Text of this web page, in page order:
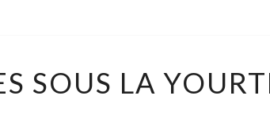
TEIGNEUSES
SOUS LA